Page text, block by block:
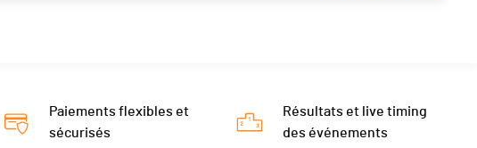
Paiements flexibles et
sécurisés
Résultats et live timing
des événements